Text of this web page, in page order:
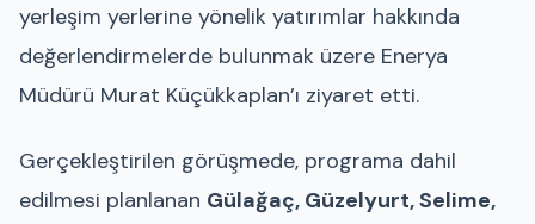
yerleşim yerlerine yönelik yatırımlar hakkında
değerlendirmelerde bulunmak üzere Enerya
Müdürü Murat Küçükkaplan’ı ziyaret etti.
Gerçekleştirilen görüşmede, programa dahil
edilmesi planlanan Gülağaç, Güzelyurt, Selime,